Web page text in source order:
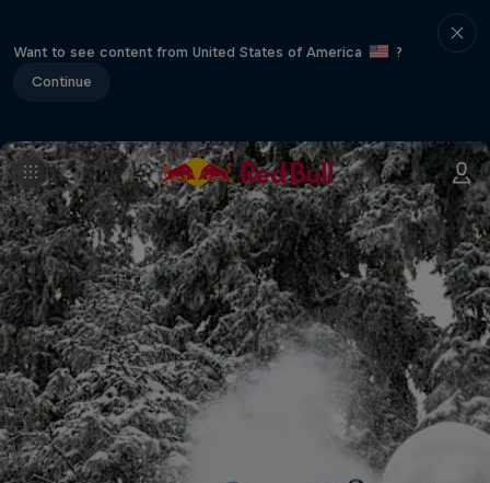
Want to see content from United States of America
?
Continue